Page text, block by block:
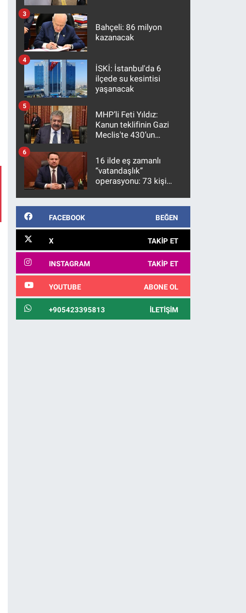
Bahçeli: 86 milyon
kazanacak
3
İSKİ: İstanbul'da 6
ilçede su kesintisi
yaşanacak
4
MHP’li Feti Yıldız:
Kanun teklifinin Gazi
Meclis'te 430’un
kanunlaşacağı
görülmektedir
5
16 ilde eş zamanlı
“vatandaşlık”
operasyonu: 73 kişi
6
FACEBOOK BEĞEN
X TAKIP ET
INSTAGRAM TAKIP ET
YOUTUBE ABONE OL
+905423395813 İLETIŞIM